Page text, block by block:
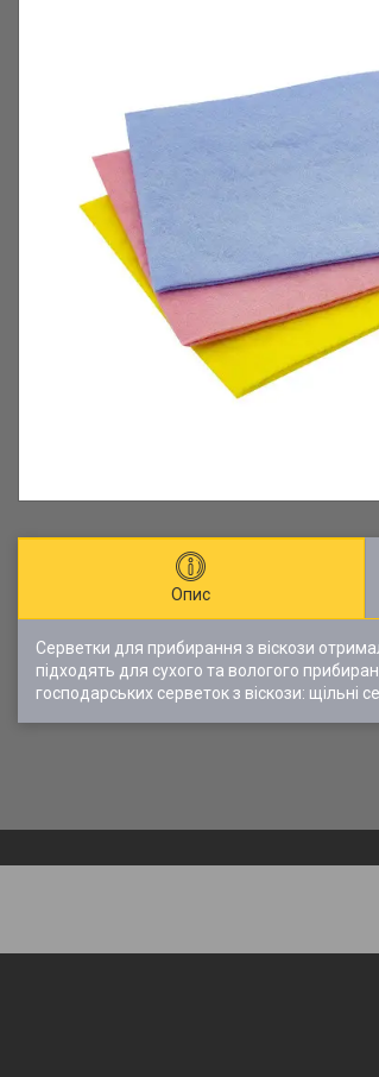
Опис
Серветки для прибирання з віскози
підходять для сухого та вологого
господарських серветок з віскози: щільні